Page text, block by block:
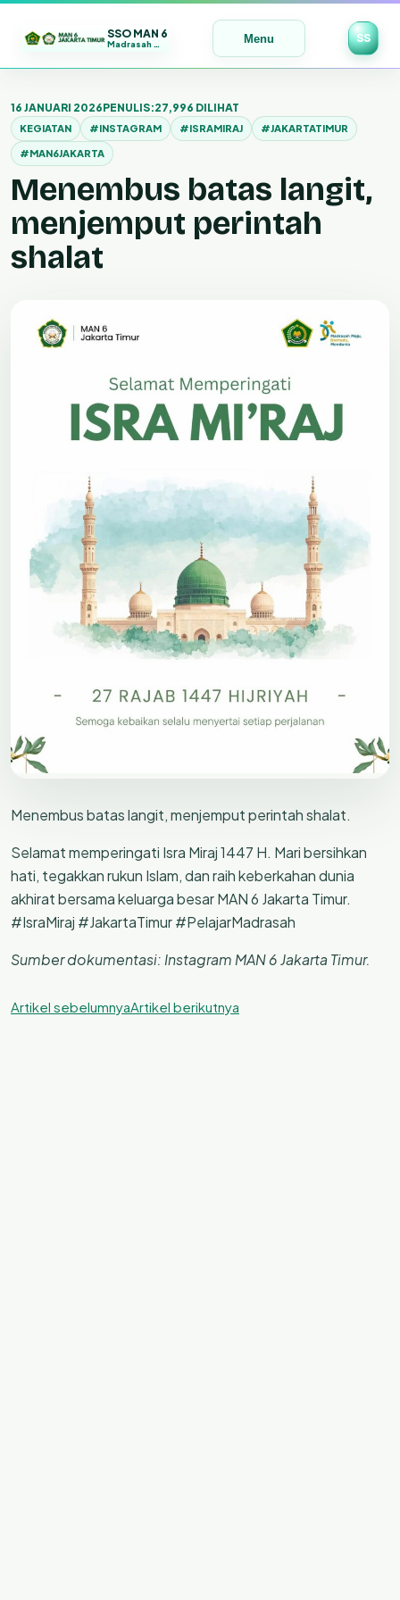
SSO MAN 6
Madrasah Maju | Bermutu | Mendunia Menu SS
ke
konten
16 JANUARI 2026PENULIS:27,996 DILIHAT
KEGIATAN #INSTAGRAM #ISRAMIRAJ #JAKARTATIMUR
#MAN6JAKARTA
Menembus batas langit,
menjemput perintah
shalat
Menembus batas langit, menjemput perintah shalat.
Selamat memperingati Isra Miraj 1447 H. Mari bersihkan
hati, tegakkan rukun Islam, dan raih keberkahan dunia
akhirat bersama keluarga besar MAN 6 Jakarta Timur.
#IsraMiraj #JakartaTimur #PelajarMadrasah
Sumber dokumentasi: Instagram MAN 6 Jakarta Timur.
Artikel sebelumnyaArtikel berikutnya